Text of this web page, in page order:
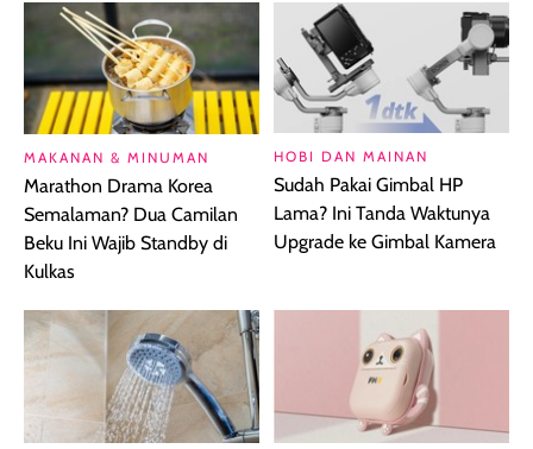
MAKANAN & MINUMAN
Marathon Drama Korea
Semalaman? Dua Camilan
Beku Ini Wajib Standby di
Kulkas
HOBI DAN MAINAN
Sudah Pakai Gimbal HP
Lama? Ini Tanda Waktunya
Upgrade ke Gimbal Kamera